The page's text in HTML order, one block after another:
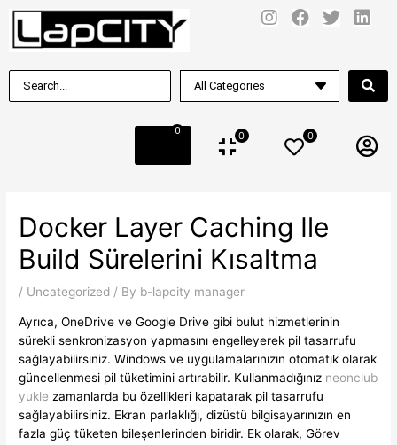
0 0 0
Docker Layer Caching Ile
Build Sürelerini Kısaltma
/ Uncategorized / By b-lapcity manager
Ayrıca, OneDrive ve Google Drive gibi bulut hizmetlerinin
sürekli senkronizasyon yapmasını engelleyerek pil tasarrufu
sağlayabilirsiniz. Windows ve uygulamalarınızın otomatik olarak
güncellenmesi pil tüketimini artırabilir. Kullanmadığınız neonclub
yukle zamanlarda bu özellikleri kapatarak pil tasarrufu
sağlayabilirsiniz. Ekran parlaklığı, dizüstü bilgisayarınızın en
fazla güç tüketen bileşenlerinden biridir. Ek olarak, Görev